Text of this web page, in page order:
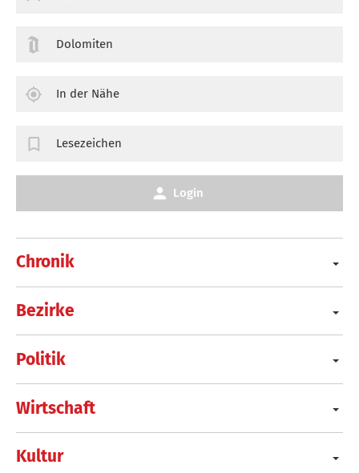
Chronik
Bezirke
Politik
Wirtschaft
Kultur
Dolomiten
In der Nähe
Lesezeichen
Login